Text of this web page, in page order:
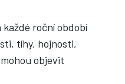
roční období
tíhy, hojnosti,
objevit